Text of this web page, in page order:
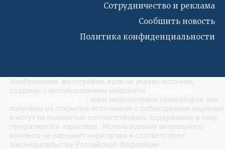
Сотрудничество и реклама
Сообшить новость
Политика конфиденциальности
Изображения, фотографии, если не указан источник,
созданы с использованием нейросети
, иных нейросетевых генераторов или
получены из открытых источников с соблюдением лицензий
и могут не полностью соответствовать содержанию в силу
генеративного характера. Использование визуального
контента не нарушает норм права и соответствует
законодательству Российской Федерации.